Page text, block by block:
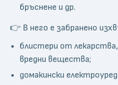
бръснене и др.
👉 В него е забранено
блистери от
вредни вещества;
домакински